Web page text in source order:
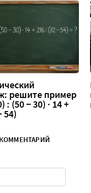
решите пример
: (50 − 30) · 14 +
54)